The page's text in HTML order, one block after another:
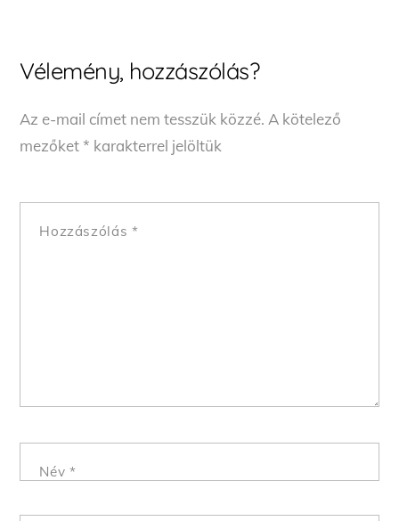
Vélemény, hozzászólás?
Az e-mail címet nem tesszük közzé. A kötelező
mezőket* karakterrel jelöltük
Hozzászólás *
Név *